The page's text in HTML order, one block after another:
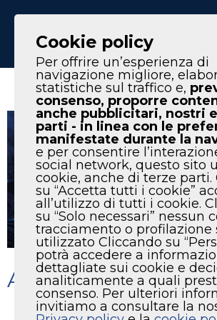
AUTO SERVICE
Cookie policy
Per offrire un’esperienza di
navigazione migliore,
statistiche sul traffico e,
consenso, proporre
anche pubblicitari, nostri
parti - in linea con le
manifestate durante la
e per consentire
social network, questo sito
cookie, anche di terze parti.
su “Accetta tutti i cookie”
all’utilizzo di tutti i cookie.
su “Solo necessari” nessun
tracciamento o profilazione
utilizzato Cliccando su
potrà accedere a
dettagliate sui cookie e
analiticamente a quali
consenso. Per ulteriori
invitiamo a consultare la